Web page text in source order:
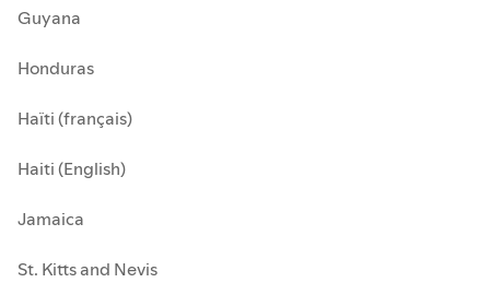
Guyana
Honduras
Haïti (français)
Haiti (English)
Jamaica
St. Kitts and Nevis